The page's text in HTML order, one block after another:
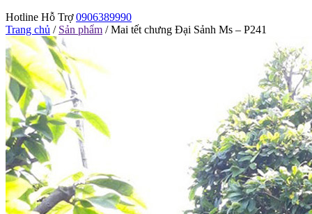
Hotline Hỗ Trợ 0906389990
Trang chủ / Sản phẩm / Mai tết chưng Đại Sảnh Ms – P241